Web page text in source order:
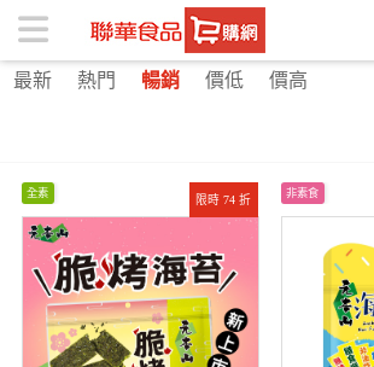
夾鏈袋 | ★聯華食品e購網★
最新 熱門 暢銷 價低 價高
限時 74 折
全素 非素食